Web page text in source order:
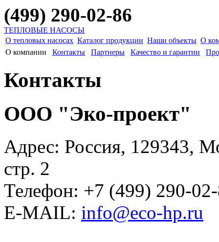
(499) 290-02-86
ТЕПЛОВЫЕ НАСОСЫ
О тепловых насосах Каталог продукции Наши объекты О
О компании
Контакты Партнеры Качество и гарантии
Контакты
ООО "Эко-проект"
Адрес: Россия, 129343,
стр. 2
Телефон: +7 (499) 290-
E-MAIL: info@eco-hp.ru